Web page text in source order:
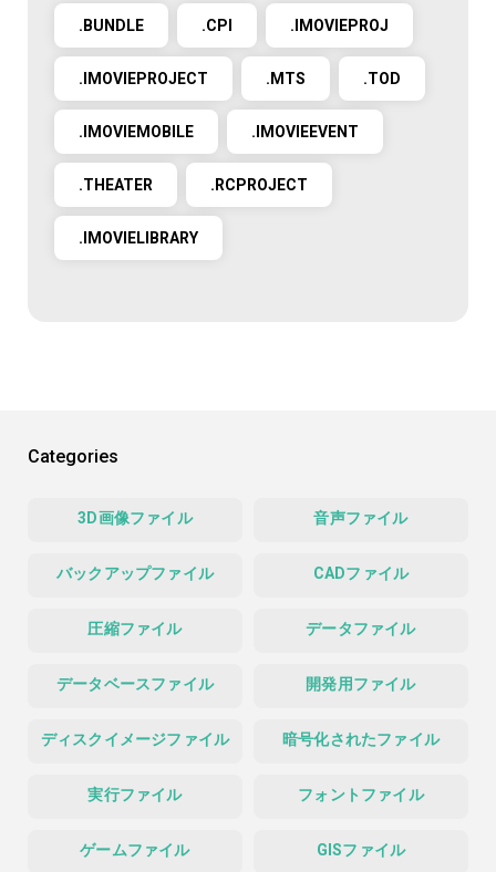
.BUNDLE .CPI .IMOVIEPROJ
.IMOVIEPROJECT .MTS .TOD
.IMOVIEMOBILE .IMOVIEEVENT
.THEATER .RCPROJECT
.IMOVIELIBRARY
Categories
3D画像ファイル 音声ファイル
バックアップファイル CADファイル
圧縮ファイル データファイル
データベースファイル 開発用ファイル
ディスクイメージファイル 暗号化されたファイル
実行ファイル フォントファイル
ゲームファイル GISファイル